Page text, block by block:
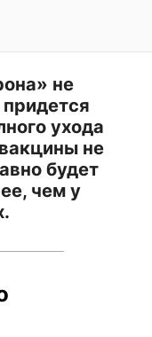
не
придется
ухода
не
будет
чем у